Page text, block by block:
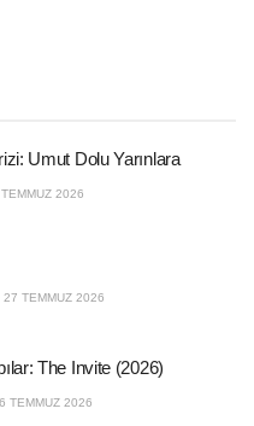
Umut Dolu Yarınlara
2026
27 TEMMUZ 2026
The Invite (2026)
TEMMUZ 2026